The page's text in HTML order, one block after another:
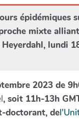
épidémiques
mixte
lundi
2023 de
, soit 11h-13h
doctorant, de